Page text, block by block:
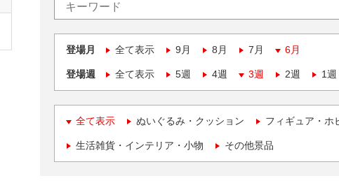
登場月 全て表示 9月 8月 7月 6月
登場週 全て表示 5週 4週 3週 2週 1週
全て表示 ぬいぐるみ・クッション フィギュア・ホ
生活雑貨・インテリア・小物 その他景品